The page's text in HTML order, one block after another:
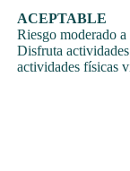
ACEPTABLE
Riesgo moderado a
Disfruta
actividades físicas